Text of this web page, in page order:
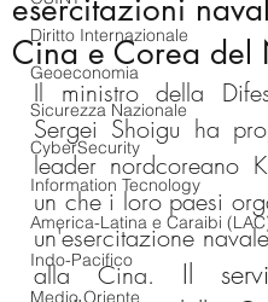
Diritto Internazionale
Geoeconomia
Sicurezza Nazionale
CyberSecurity
Information Tecnology
America-Latina e Caraibi
Indo-Pacifico
Medio Oriente
esercitazioni
Cina e Corea del
Il ministro della
Sergei Shoigu ha
leader nordcoreano
un che i loro paesi
un'esercitazione
alla Cina. Il